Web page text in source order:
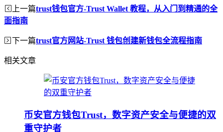
上一篇trust钱包官方-Trust Wallet 教程，从入门到精通的全
面指南
下一篇trust官方网站-Trust 钱包创建新钱包全流程指南
相关文章
币安官方钱包Trust，数字资产安全与便捷的双
重守护者